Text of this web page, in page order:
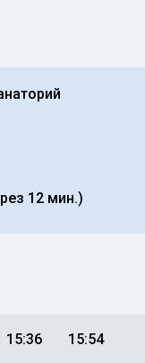
12 мин.)
15:36 15:54